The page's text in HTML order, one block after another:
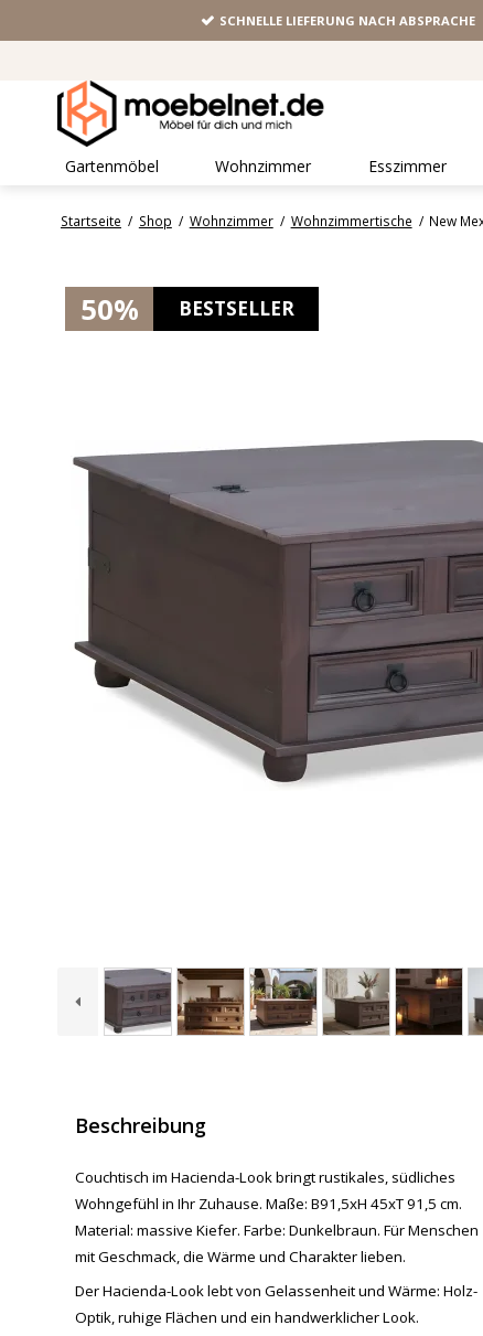
SCHNELLE LIEFERUNG NACH ABSPRACHE
Gartenmöbel Wohnzimmer Esszimmer
Startseite / Shop / Wohnzimmer / Wohnzimmertische / New
50% BESTSELLER
Beschreibung
Couchtisch im Hacienda-Look bringt rustikales, südliches
Wohngefühl in Ihr Zuhause. Maße: B91,5xH 45xT 91,5 cm.
Material: massive Kiefer. Farbe: Dunkelbraun. Für Menschen
mit Geschmack, die Wärme und Charakter lieben.
Der Hacienda-Look lebt von Gelassenheit und Wärme: Holz-
Optik, ruhige Flächen und ein handwerklicher Look.